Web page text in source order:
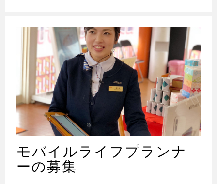
モバイルライフプランナ
ーの募集